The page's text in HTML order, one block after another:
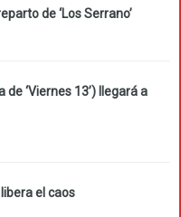
de ‘Los Serrano’
de ‘Viernes 13’) llegará a
el caos